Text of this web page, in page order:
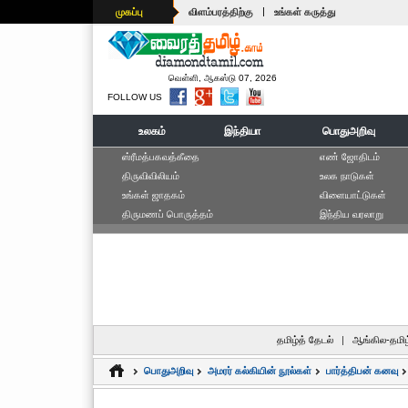
முகப்பு விளம்பரத்திற்கு | உங்கள் கருத்து
வெள்ளி, ஆகஸ்டு 07, 2026
FOLLOW US
உலகம் இந்தியா பொதுஅறிவு
ஸ்ரீமத்பகவத்கீதை
திருவிவிலியம்
உங்கள் ஜாதகம்
திருமணப் பொருத்தம்
எ‌ண் ஜோ‌திட‌ம்
உலக நாடுகள்
விளையாட்டுகள்
இந்திய வரலாறு
தமிழ்த் தேடல் | ஆங்கில-
பொதுஅறிவு அமரர் கல்கியின் நூல்கள் பார்த்திபன் கனவு